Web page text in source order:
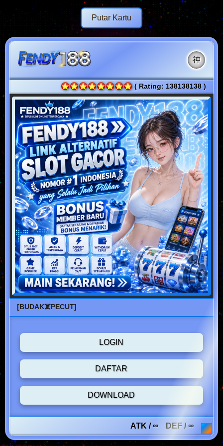
Putar Kartu
神
( Rating: 138138138 )
[BUDAK☠️PECUT]
LOGIN
DAFTAR
DOWNLOAD
ATK / ∞ DEF / ∞